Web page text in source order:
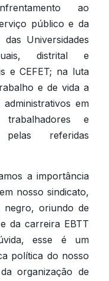
ao
público e da
Universidades
distrital e
e CEFET; na luta
e de vida a
em
e
pelas referidas
a importância
nosso sindicato,
negro, oriundo de
da carreira EBTT
esse é um
política do nosso
organização de